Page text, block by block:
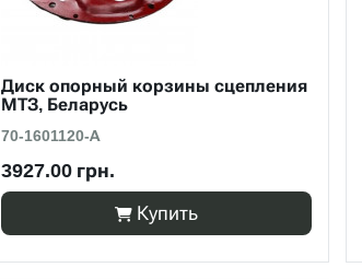
Диск опорный корзины сцепления
МТЗ, Беларусь
70-1601120-А
3927.00 грн.
Купить